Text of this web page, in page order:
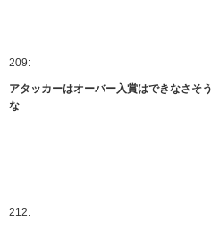
209:
アタッカーはオーバー入賞はできなさそ
な
212: